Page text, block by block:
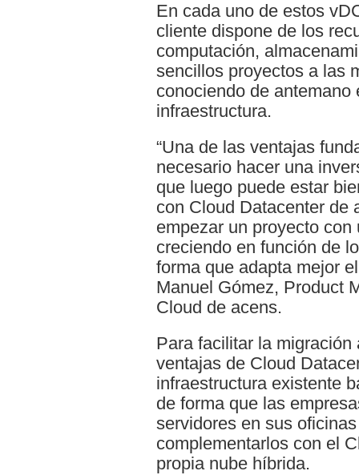
En cada uno de estos
cliente dispone de los
computación,
sencillos proyectos a las
conociendo de
infraestructura.
“Una de las ventajas
necesario hacer una
que luego puede estar
con Cloud Datacenter de
empezar un proyecto
creciendo en función de
forma que adapta mejor
Manuel Gómez, Product
Cloud de acens.
Para facilitar la
ventajas de Cloud
infraestructura existente
de forma que las
servidores en sus oficinas
complementarlos con el
propia nube híbrida.